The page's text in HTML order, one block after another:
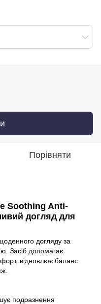
Порівняти
Soothing Anti-
догляд для
догляду за
Засіб допомагає
відновлює баланс
подразнення